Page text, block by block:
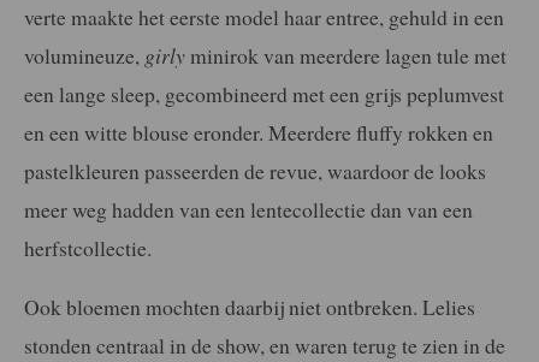
verte maakte het eerste model haar entree, gehuld in een
volumineuze, girly minirok van meerdere lagen tule met
een lange sleep, gecombineerd met een grijs peplumvest
en een witte blouse eronder. Meerdere fluffy rokken en
pastelkleuren passeerden de revue, waardoor de looks
meer weg hadden van een lentecollectie dan van een
herfstcollectie.
Ook bloemen mochten daarbij niet ontbreken. Lelies
stonden centraal in de show, en waren terug te zien in de